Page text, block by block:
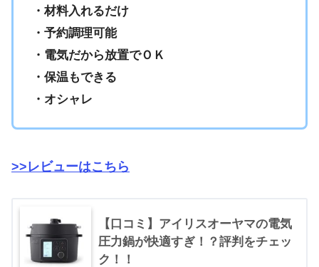
・材料入れるだけ
・予約調理可能
・電気だから放置でＯＫ
・保温もできる
・オシャレ
>>レビューはこちら
【口コミ】アイリスオーヤマの電気
圧力鍋が快適すぎ！？評判をチェッ
ク！！